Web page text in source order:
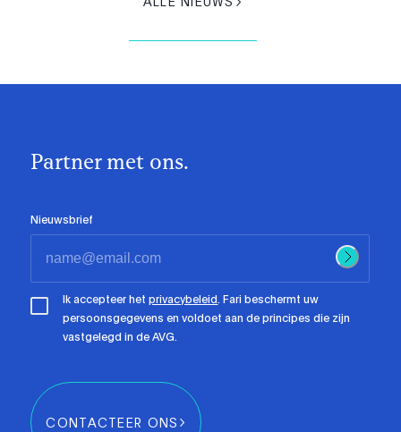
Partner met ons.
Nieuwsbrief
Ik accepteer hetprivacybeleid. Fari beschermt uw
persoonsgegevens en voldoet aan de principes die zijn
vastgelegd in de AVG.
CONTACTEER ONS